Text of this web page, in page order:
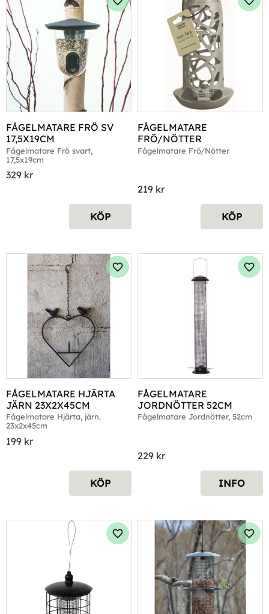
FÅGELMATARE FRÖ SV
17,5X19CM
Fågelmatare Frö svart,
17,5x19cm
329 kr
Lägg till i favoriter
KÖP
FÅGELMATARE
FRÖ/NÖTTER
Fågelmatare Frö/Nötter
219 kr
KÖP
FÅGELMATARE HJÄRTA
JÄRN 23X2X45CM
Fågelmatare Hjärta, järn.
23x2x45cm
199 kr
Lägg till i favoriter
KÖP
FÅGELMATARE
JORDNÖTTER 52CM
Fågelmatare Jordnötter, 52cm
229 kr
INFO
Lägg till i favoriter